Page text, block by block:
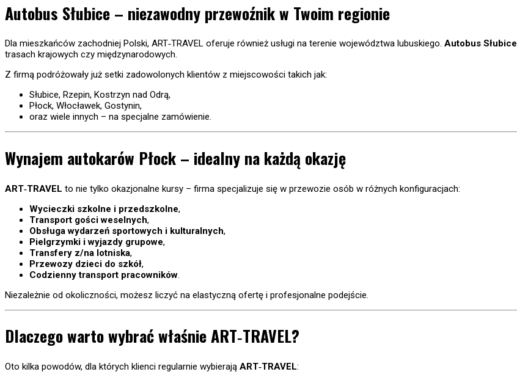
Autobus Słubice – niezawodny przewoźnik w Twoim regionie
Dla mieszkańców zachodniej Polski, ART‐TRAVEL oferuje również usługi na terenie województwa lubuskiego. Autobus Słubice
trasach krajowych czy międzynarodowych.
Z firmą podróżowały już setki zadowolonych klientów z miejscowości takich jak:
Słubice, Rzepin, Kostrzyn nad Odrą,
Płock, Włocławek, Gostynin,
oraz wiele innych – na specjalne zamówienie.
Wynajem autokarów Płock – idealny na każdą okazję
ART‐TRAVEL to nie tylko okazjonalne kursy – firma specjalizuje się w przewozie osób w różnych konfiguracjach:
Wycieczki szkolne i przedszkolne,
Transport gości weselnych,
Obsługa wydarzeń sportowych i kulturalnych,
Pielgrzymki i wyjazdy grupowe,
Transfery z/na lotniska,
Przewozy dzieci do szkół,
Codzienny transport pracowników
Niezależnie od okoliczności, możesz liczyć na elastyczną ofertę i profesjonalne podejście.
Dlaczego warto wybrać właśnie ART‐TRAVEL?
Oto kilka powodów, dla których klienci regularnie wybierają ART‐TRAVEL: